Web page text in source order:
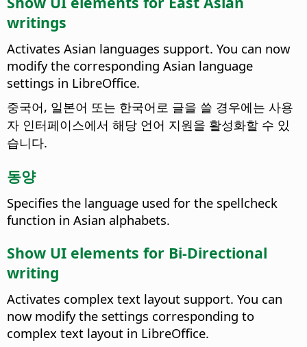
writings
Activates Asian languages support. You can now
modify the corresponding Asian language
settings in LibreOffice.
중국어, 일본어 또는 한국어로 글을 쓸 경우에는 사용
자 인터페이스에서 해당 언어 지원을 활성화할 수 있
습니다.
동양
Specifies the language used for the spellcheck
function in Asian alphabets.
Show UI elements for Bi-Directional
writing
Activates complex text layout support. You can
now modify the settings corresponding to
complex text layout in LibreOffice.